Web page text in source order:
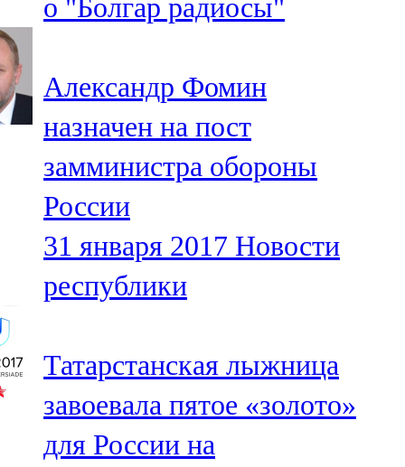
о "Болгар радиосы"
Александр Фомин
назначен на пост
замминистра обороны
России
31 января 2017 Новости
республики
Татарстанская лыжница
завоевала пятое «золото»
для России на